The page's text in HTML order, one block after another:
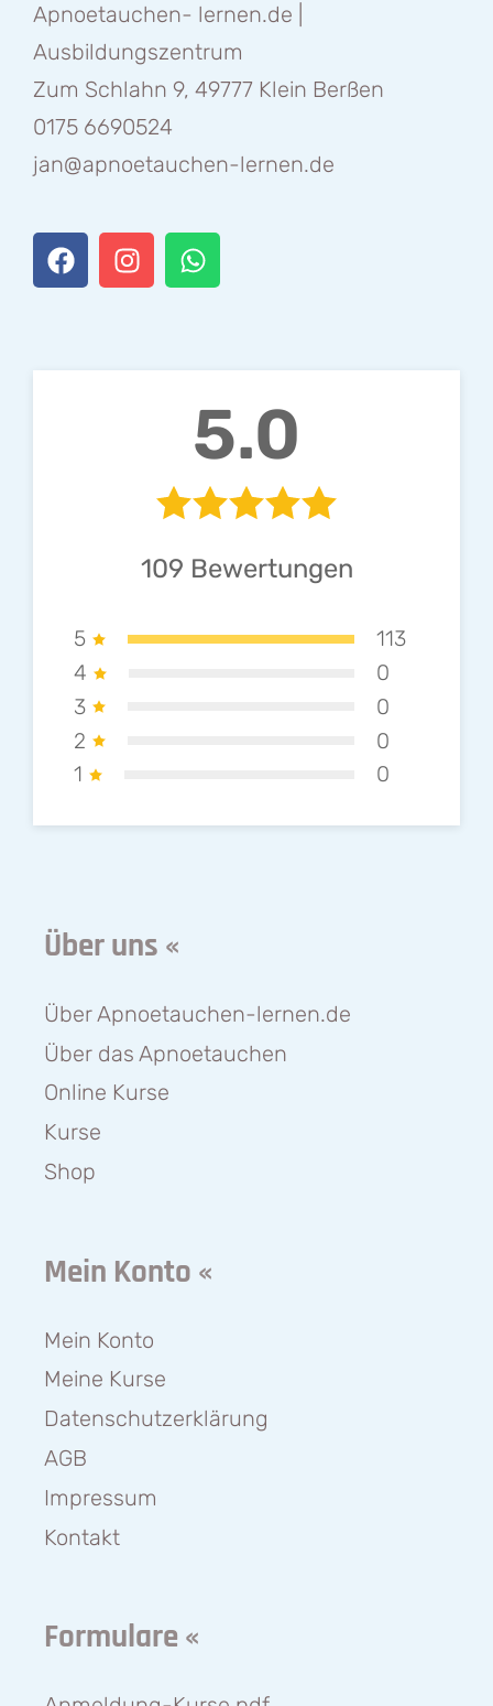
Apnoetauchen- lernen.de |
Ausbildungszentrum
Zum Schlahn 9, 49777 Klein Berßen
0175 6690524
jan@apnoetauchen-lernen.de
5.0
109 Bewertungen
5
113
4
0
3
0
2
0
1
0
Über uns «
Über Apnoetauchen-lernen.de
Über das Apnoetauchen
Online Kurse
Kurse
Shop
Mein Konto «
Mein Konto
Meine Kurse
Datenschutzerklärung
AGB
Impressum
Kontakt
Formulare «